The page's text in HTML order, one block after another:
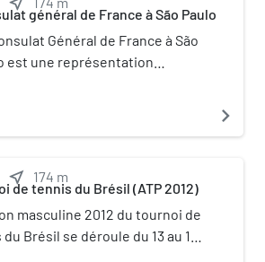
général de France à São Paulo
Général de France à São
est une représentation
2020 est Yves
d’Orfeuil. Son prédécesseur
Brieuc PONT qui a occupé le
de septembre 2016 à
navigate_next
near_me 174 m
de tennis du Brésil (ATP 2012)
masculine 2012 du tournoi de
Brésil se déroule du 13 au 19